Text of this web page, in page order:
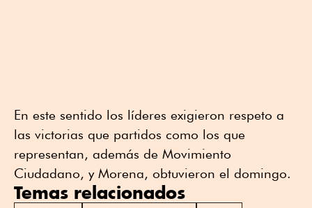
En este sentido los líderes exigieron respeto a
las victorias que partidos como los que
representan, además de Movimiento
Ciudadano, y Morena, obtuvieron el domingo.
Temas relacionados